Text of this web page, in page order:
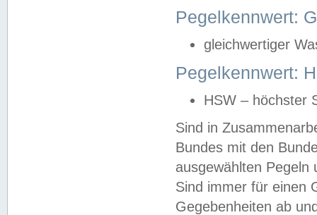
Pegelkennwert:
gleichwertiger
Pegelkennwert:
HSW – höchster
Sind in
Bundes mit den
ausgewählten
Sind immer für einen
Gegebenheiten ab